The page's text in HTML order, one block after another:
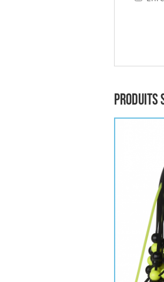
Produits